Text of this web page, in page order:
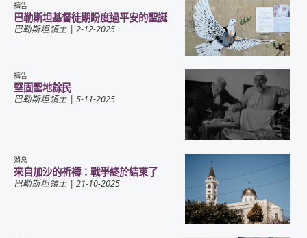
禱告
巴勒斯坦基督徒期盼度過平安的聖誕
巴勒斯坦領土 | 2-12-2025
禱告
堅固聖地餘民
巴勒斯坦領土 | 5-11-2025
消息
來自加沙的祈禱：戰爭終於結束了
巴勒斯坦領土 | 21-10-2025